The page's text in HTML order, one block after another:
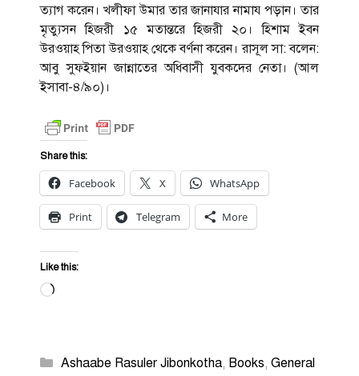
ত্যাগ করেন। খলীফা উমার তার জানাযার ‍নামায পড়ান। তার
মৃত্যুসন হিজরী ১৫ মতান্তরে হিজরী ২০। হিশাম ইবন
উরওয়াহ পিতা উরওয়াহ থেকে বর্ণনা করেন। রাসূল সা: বলেন:
আবু সুফইয়ান জান্নাতের অধিবাসী যুবকদের নেতা। (আল
ইসাবা-৪/৯০)।
Share this:
Facebook X WhatsApp
Print Telegram More
Like this:
Loading…
Categories
Ashaabe Rasuler Jibonkotha, Books, General